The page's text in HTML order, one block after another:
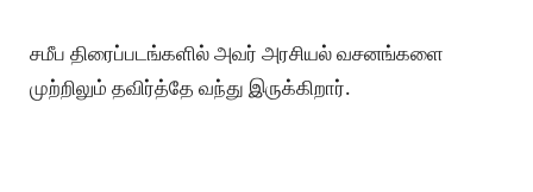
முத்துப் படத்தில், இயக்குனர் குழுவில் முக்கிய நபராக
இருந்த நடிகர் ரமேஷ் கண்ணா சமீபத்தில் அளித்த ஒரு
பேட்டியில் இதைப் பற்றிச் சொல்லியிருந்தார்.